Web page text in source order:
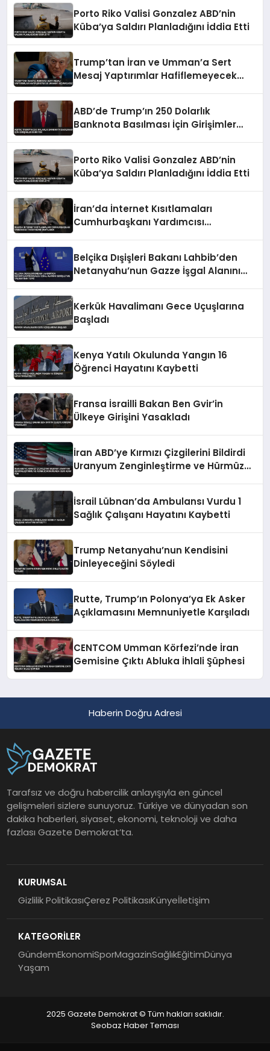
Porto Riko Valisi Gonzalez ABD’nin
Küba’ya Saldırı Planladığını İddia Etti
Trump’tan İran ve Umman’a Sert
Mesaj Yaptırımlar Hafiflemeyecek
ABD’de Trump’ın 250 Dolarlık
Banknota Basılması İçin Girişimler
Porto Riko Valisi Gonzalez ABD’nin
Küba’ya Saldırı Planladığını İddia Etti
İran’da İnternet Kısıtlamaları
Cumhurbaşkanı Yardımcısı
Belçika Dışişleri Bakanı Lahbib’den
Netanyahu’nun Gazze İşgal Alanını
Kerkük Havalimanı Gece Uçuşlarına
Başladı
Kenya Yatılı Okulunda Yangın 16
Öğrenci Hayatını Kaybetti
Fransa İsrailli Bakan Ben Gvir’in
Ülkeye Girişini Yasakladı
İran ABD’ye Kırmızı Çizgilerini Bildirdi
Uranyum Zenginleştirme ve Hürmüz
İsrail Lübnan’da Ambulansı Vurdu 1
Sağlık Çalışanı Hayatını Kaybetti
Trump Netanyahu’nun Kendisini
Dinleyeceğini Söyledi
Rutte, Trump’ın Polonya’ya Ek Asker
Açıklamasını Memnuniyetle Karşıladı
CENTCOM Umman Körfezi’nde İran
Gemisine Çıktı Abluka İhlali Şüphesi
Haberin Doğru Adresi
Tarafsız ve doğru habercilik anlayışıyla en güncel
gelişmeleri sizlere sunuyoruz. Türkiye ve dünyadan son
dakika haberleri, siyaset, ekonomi, teknoloji ve daha
fazlası Gazete Demokrat’ta.
KURUMSAL
Gizlilik PolitikasıÇerez PolitikasıKünyeİletişim
KATEGORİLER
GündemEkonomiSporMagazinSağlıkEğitimDünya
Yaşam
2025 Gazete Demokrat © Tüm hakları saklıdır.
Seobaz Haber Teması